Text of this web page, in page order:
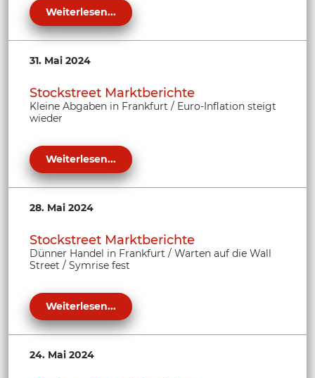
Weiterlesen...
31. Mai 2024
Stockstreet Marktberichte
Kleine Abgaben in Frankfurt / Euro-Inflation steigt
wieder
Weiterlesen...
28. Mai 2024
Stockstreet Marktberichte
Dünner Handel in Frankfurt / Warten auf die Wall
Street / Symrise fest
Weiterlesen...
24. Mai 2024